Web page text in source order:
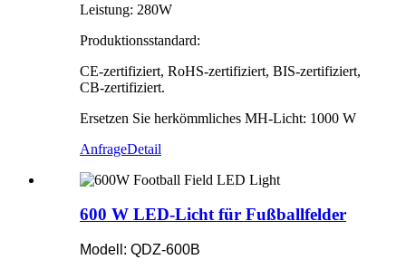
Leistung: 280W
Produktionsstandard:
CE-zertifiziert, RoHS-zertifiziert, BIS-zertifiziert,
CB-zertifiziert.
Ersetzen Sie herkömmliches MH-Licht: 1000 W
AnfrageDetail
600 W LED-Licht für Fußballfelder
Modell: QDZ-600B